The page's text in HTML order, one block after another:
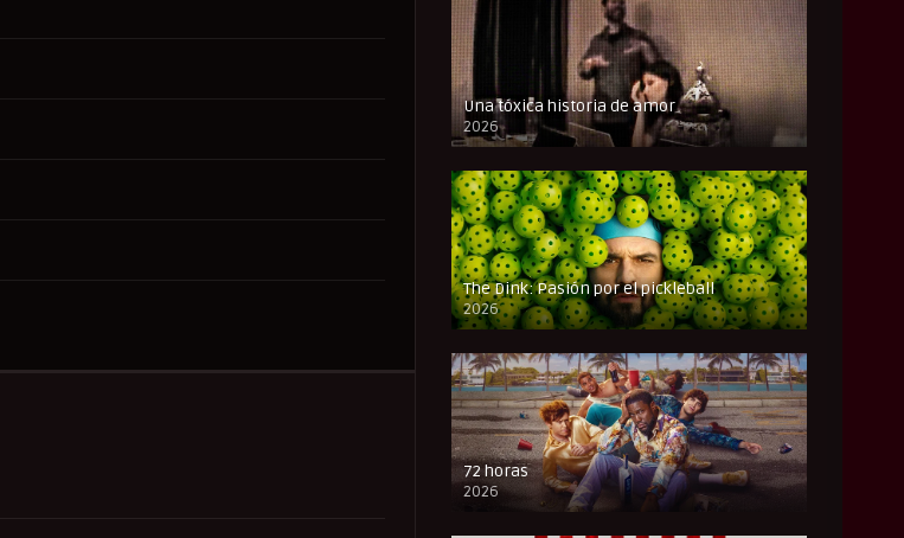
Una tóxica historia de amor
2026
FULL HD
The Dink: Pasión por el pickleball
2026
FULL HD
72 horas
2026
FULL HD